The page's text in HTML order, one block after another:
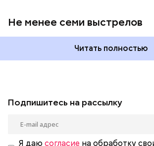
Не менее семи выстрелов
Читать полностью
Подпишитесь на рассылку
Я даю согласие на обработку